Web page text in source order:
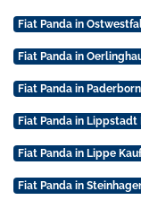
Fiat Panda in
Fiat Panda in
Fiat Panda in
Fiat Panda in Lippstadt
Fiat Panda in Lippe
Fiat Panda in